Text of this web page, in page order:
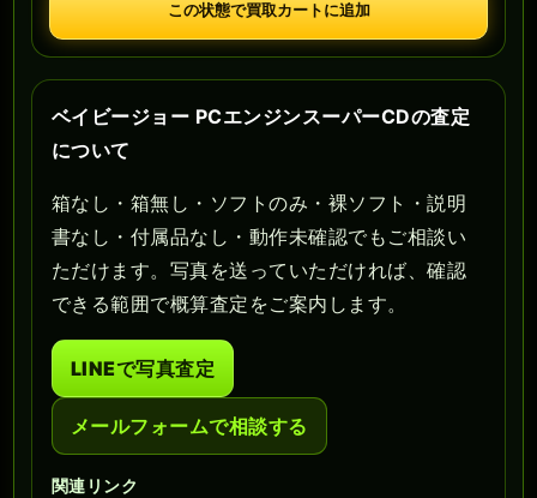
この状態で買取カートに追加
ベイビージョー PCエンジンスーパーCDの査定
について
箱なし・箱無し・ソフトのみ・裸ソフト・説明
書なし・付属品なし・動作未確認でもご相談い
ただけます。写真を送っていただければ、確認
できる範囲で概算査定をご案内します。
LINEで写真査定
メールフォームで相談する
関連リンク